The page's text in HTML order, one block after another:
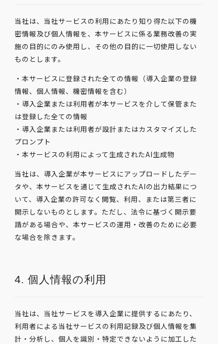
当社は、当社サービスの利用にあたり知り得た以下の機
密情報及び個人情報を、本サービスに係る業務改善の実
施の目的にのみ使用し、その他の目的に一切使用しない
ものとします。
・本サービスに登録された全ての情報（導入企業の登録
情報、個人情報、機密情報を含む）
・導入企業または利用者が本サービスを介して保管また
は登録した全ての情報
・導入企業または利用者が設計またはカスタマイズした
プロンプト
・本サービスの利用によって生成されたAI生成物
当社は、導入企業が本サービスにアップロードしたデー
タや、本サービスを通じて生成されたAIの出力結果につ
いて、導入企業の許可なく閲覧、利用、または第三者に
開示しないものとします。ただし、法令に基づく開示要
請がある場合や、本サービスの運用・改善のために必要
な場合を除きます。
4. 個人情報の利用
当社は、当社サービスを導入企業に提供するにあたり、
利用者による当社サービスの利用記録及び個人情報を集
計・分析し、個人を識別・特定できないように加工した